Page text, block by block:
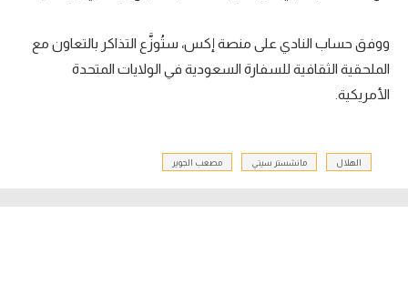
ووفق حساب النادي على منصة إكس، ستُوزَّع التذاكر بالتعاون مع
الملحقية الثقافية للسفارة السعودية في الولايات المتحدة
الأمريكية.
الهلال مانشستر سيتي مصعب الجوير